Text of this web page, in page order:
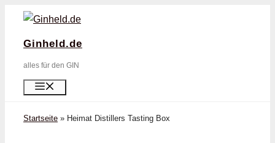
Zum
springen
Ginheld.de
alles für den GIN
Startseite » Heimat Distillers Tasting Box